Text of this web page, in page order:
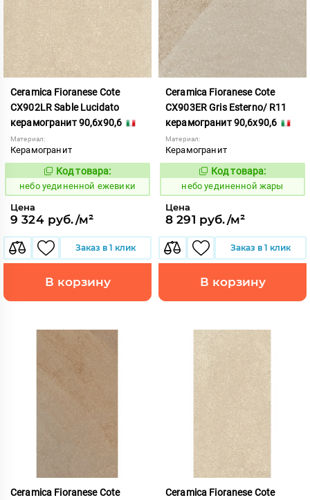
Ceramica Fioranese Cote
CX902LR Sable Lucidato
керамогранит 90,6x90,6
Материал:
Керамогранит
1122899
Код товара:
небо уединенной ежевики
Цена
9 324 руб./м²
Заказ в 1 клик
В корзину
Ceramica Fioranese Cote
CX903ER Gris Esterno/ R11
керамогранит 90,6x90,6
Материал:
Керамогранит
1122900
Код товара:
небо уединенной жары
Цена
8 291 руб./м²
Заказ в 1 клик
В корзину
Ceramica Fioranese Cote
Ceramica Fioranese Cote